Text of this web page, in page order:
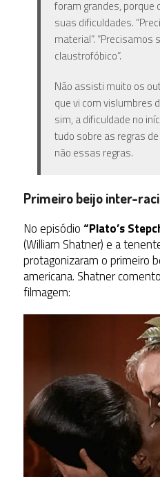
foram grandes,
suas dificuldades.
material”. “Precisamos
claustrofóbico”.
Não assisti muito os
que vi com vislumbres
sim, a dificuldade no
tudo sobre as regras
não essas regras.
Primeiro beijo inter-
No episódio“Plato’s
(William Shatner) e a
protagonizaram o primeiro
americana. Shatner
filmagem: